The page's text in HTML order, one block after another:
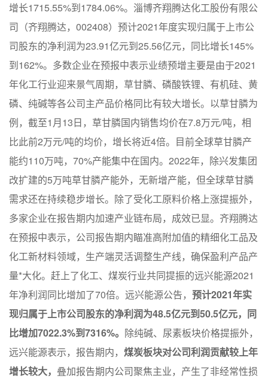
增长1715.55%到1784.06%。淄博齐翔腾达化工股份有限公
司（齐翔腾达，002408）预计2021年度实现归属于上市公
司股东的净利润为23.91亿元到25.56亿元，同比增长145%
到162%。多数企业在预报中表示业绩预增主要是由于2021
年化工行业迎来景气周期，草甘膦、磷酸铁锂、有机硅、黄
磷、纯碱等各公司主产品价格同比有较大增长。以草甘膦为
例，截至1月13日，草甘膦国内销售均价在7.8万元/吨，相
比此前2万元/吨的均价，增长将近4倍。目前全球草甘膦产
能约110万吨，70%产能集中在国内。2022年，除兴发集团
改扩建的5万吨草甘膦产能外，无新增产能，但全球草甘膦
需求还在持续稳步增长。除了受化工原料价格上涨提振外，
多家企业在报告期内加速产业链布局，成效已显。齐翔腾达
在预报中表示，公司报告期内瞄准高附加值的精细化工品及
化工新材料领域，生产端灵活调整生产线，确保盈利产品产
量*大化。赶上了化工、煤炭行业共同提振的远兴能源2021
年净利润同比增加了70倍。远兴能源公告， 预计2021年实
现归属于上市公司股东的净利润为48.5亿元到50.5亿元，同
比增加7022.3%到7316%。 除纯碱、尿素板块价格提振外，
远兴能源表示，报告期内， 煤炭板块对公司利润贡献较上年
增长较大， 叠加报告期内公司聚焦主业，产生了非经常性损